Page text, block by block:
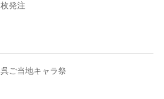
枚発注
呉ご当地キャラ祭